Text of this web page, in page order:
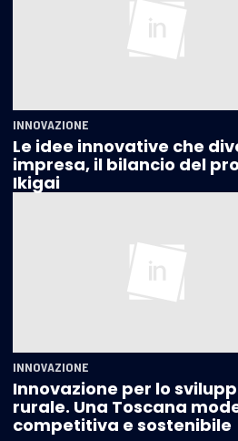
INNOVAZIONE
Le idee innovative che
impresa, il bilancio del
Ikigai
INNOVAZIONE
Innovazione per lo
rurale. Una Toscana
competitiva e sostenibile